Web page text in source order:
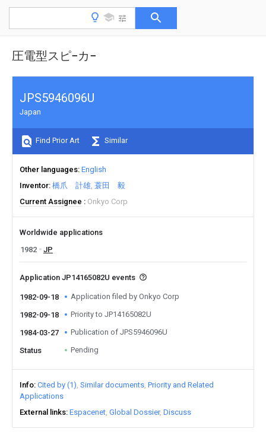
圧電型スピ−カ−
JPS5946096U
Japan
Find Prior Art Similar
Other languages English
Inventor 橋爪 計雄 蓑田 毅
Current Assignee
Onkyo Corp
Worldwide applications
1982
JP
Application JP14165082U events
1982-09-18 Application filed by Onkyo Corp
1982-09-18 Priority to JP14165082U
1984-03-27 Publication of JPS5946096U
Status Pending
Info Cited by (1) Similar documents Priority and Related
Applications
External links Espacenet Global Dossier Discuss